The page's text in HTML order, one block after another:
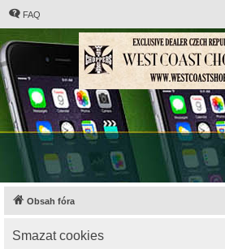
FAQ
Obsah fóra
Smazat cookies